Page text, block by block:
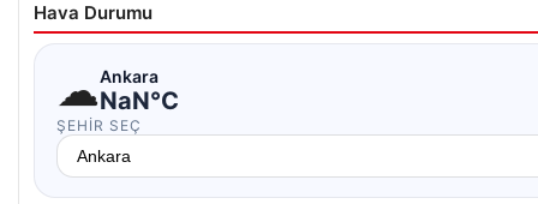
Hava Durumu
☁Ankara
NaN°C
ŞEHIR SEÇ